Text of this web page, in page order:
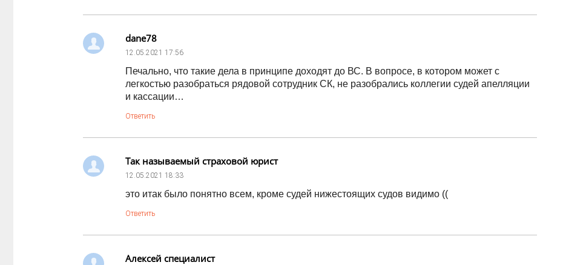
dane78
12.05.2021 17:56
Печально, что такие дела в принципе доходят до ВС. В вопросе, в котором может с
легкостью разобраться рядовой сотрудник СК, не разобрались коллегии судей апелляции
и кассации…
Ответить
Так называемый страховой юрист
12.05.2021 18:33
это итак было понятно всем, кроме судей нижестоящих судов видимо ((
Ответить
Алексей специалист